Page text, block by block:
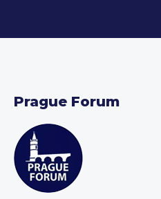
Prague Forum